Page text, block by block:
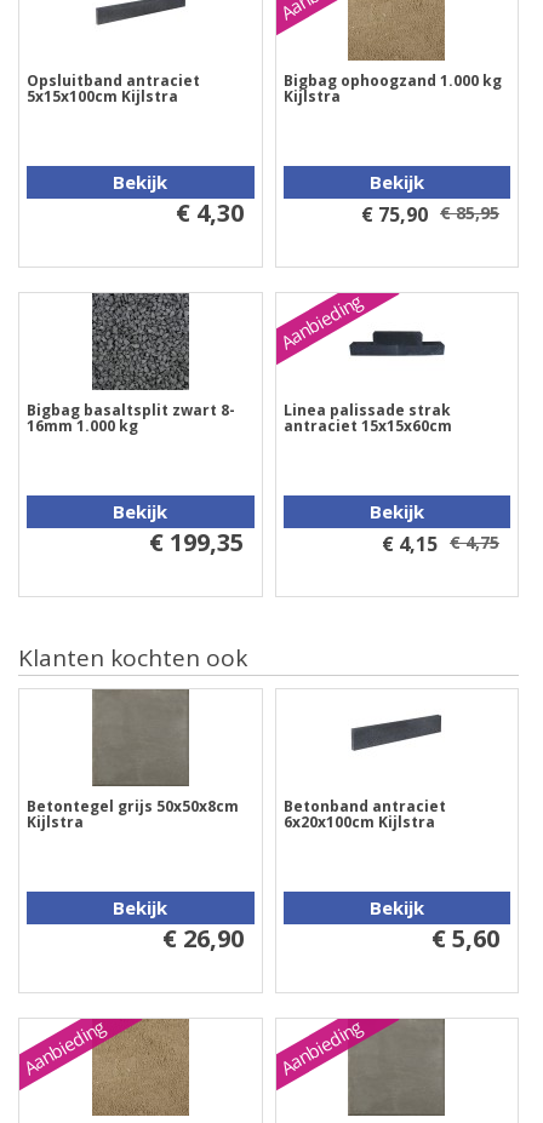
Opsluitband antraciet
5x15x100cm Kijlstra
Bekijk
€ 4,30
Bigbag ophoogzand 1.000 kg
Kijlstra
Bekijk
€ 75,90 € 85,95
Bigbag basaltsplit zwart 8-
16mm 1.000 kg
Bekijk
€ 199,35
Aanbieding
Linea palissade strak
antraciet 15x15x60cm
Bekijk
€ 4,15 € 4,75
Klanten kochten ook
Betontegel grijs 50x50x8cm
Kijlstra
Bekijk
€ 26,90
Betonband antraciet
6x20x100cm Kijlstra
Bekijk
€ 5,60
Aanbieding Aanbieding